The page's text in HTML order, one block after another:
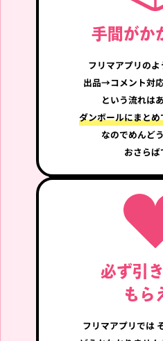
買取価格
1,500円
ルバトゥ キーリング ダゴ
ニャン テヒョン
手間がか
フリマアプリのよ
出品→コメント対
という流れは
ダンボールにまとめ
なのでめんど
おさらば
必ず引
もら
フリマアプリでは